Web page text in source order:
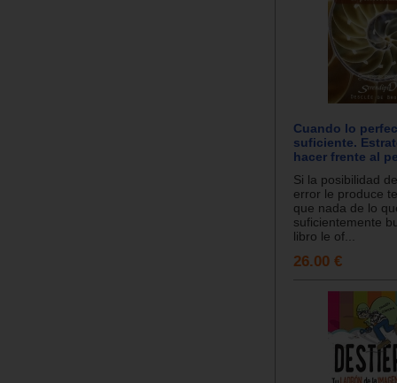
Cuando lo
suficiente.
hacer frente al
Si la posibilidad
error le produce
que nada de lo
suficientemente
libro le of...
26.00 €